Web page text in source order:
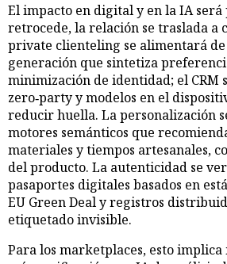
El impacto en digital y en la IA
retrocede, la relación se traslada a
private clienteling se alimentará
generación que sintetiza
minimización de identidad; el CRM
zero‑party y modelos en el
reducir huella. La personalización
motores semánticos que
materiales y tiempos artesanales,
del producto. La autenticidad se
pasaportes digitales basados en
EU Green Deal y registros
etiquetado invisible.
Para los marketplaces, esto implica